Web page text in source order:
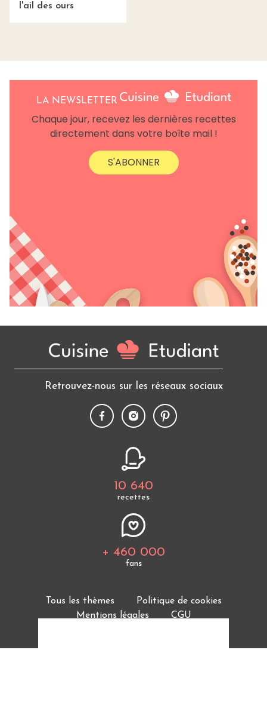
l'ail des ours
LA NEWSLETTER
Chaque jour, recevez les dernières recettes
directement dans votre boîte mail !
S'ABONNER
Retrouvez-nous sur les réseaux sociaux
10 640
recettes
+ 460 000
fans
Tous les thèmes
Politique de cookies
Mentions légales
CGU